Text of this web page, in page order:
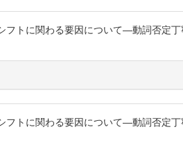
フトに関わる要因について―動詞否
フトに関わる要因について―動詞否